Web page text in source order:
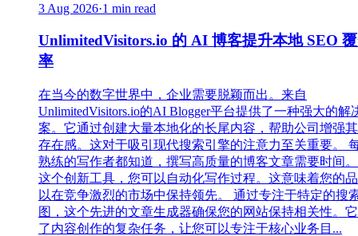
3 Aug 2026·1 min read
UnlimitedVisitors.io 的 AI 博客提升本地 SEO
率
在当今的数字世界中，企业需要脱颖而出。来自
UnlimitedVisitors.io的AI Blogger平台提供了一种强大的解
案。它通过创建大量本地化的长尾内容，帮助公司增强
存在感。这对于吸引现代搜索引擎的注意力至关重要。
熟练的写作者都知道，撰写高质量的博客文章需要时间
这个创新工具，您可以自动化写作过程。这意味着您的
以在竞争激烈的市场中保持领先。 通过专注于特定的搜
图，这个先进的文章生成器确保您的网站保持相关性。
了内容创作的复杂任务，让您可以专注于核心业务目...